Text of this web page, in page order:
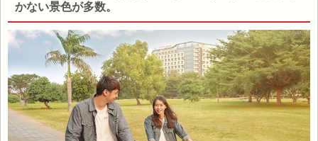
かない景色が多数。